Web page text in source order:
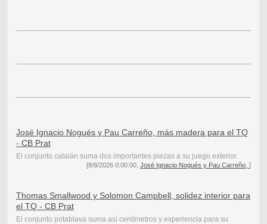
José Ignacio Nogués y Pau Carreño, más madera para el TQ
- CB Prat
El conjunto catalán suma dos importantes piezas a su juego exterior.
[8/8/2026 0:00:00,José Ignacio Nogués y Pau Carreño,]
Thomas Smallwood y Solomon Campbell, solidez interior para
el TQ - CB Prat
El conjunto potablava suma así centímetros y experiencia para su